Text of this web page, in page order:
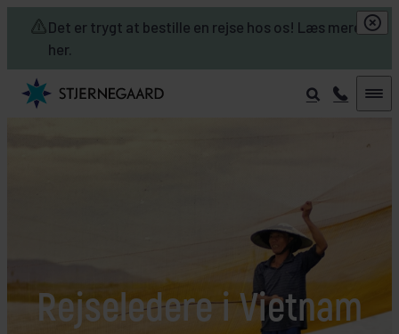
Det er trygt at bestille en rejse hos os! Læs mere
her.
Skip to main content
Rejseledere i Vietnam